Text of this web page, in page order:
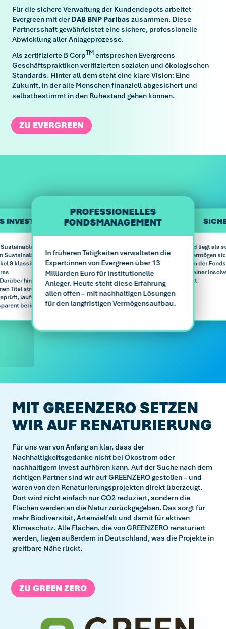
Für die sichere Verwaltung der Kundendepots arbeitet
Evergreen mit der DAB BNP Paribas zusammen. Diese
Partnerschaft gewährleistet eine sichere, professionelle
Abwicklung aller Anlageprozesse.
Als zertifizierte B CorpTMentsprechen Evergreens
Geschäftspraktiken verifizierten sozialen und ökologischen
Standards. Hinter all dem steht eine klare Vision: Eine
Zukunft, in der alle Menschen finanziell abgesichert und
selbstbestimmt in den Ruhestand gehen können.
ZU EVERGREEN
INVESTMENT
World
Sustainable World
9 klassifiziert
hinaus
Titel streng nach
laufend
berichtet.
PROFESSIONELLES
FONDSMANAGEMENT
In früheren Tätigkeiten verwalteten die
Expert:innen von Evergreen über 13
Milliarden Euro für institutionelle
Anleger. Heute steht diese Erfahrung
allen offen – mit nachhaltigen Lösungen
für den langfristigen Vermögensaufbau.
Dein Geld liegt als
Sondervermögen
Vermögen der
im Falle einer
geschützt.
MIT GREENZERO SETZEN
WIR AUF RENATURIERUNG
Für uns war von Anfang an klar, dass der
Nachhaltigkeitsgedanke nicht bei Ökostrom oder
nachhaltigem Invest aufhören kann. Auf der Suche nach dem
richtigen Partner sind wir auf GREENZERO gestoßen – und
waren von den Renaturierungsprojekten direkt überzeugt.
Dort wird nicht einfach nur CO2 reduziert, sondern die
Flächen werden an die Natur zurückgegeben. Das sorgt für
mehr Biodiversität, Artenvielfalt und damit für aktiven
Klimaschutz. Alle Flächen, die von GREENZERO renaturiert
werden, liegen außerdem in Deutschland, was die Projekte in
greifbare Nähe rückt.
ZU GREEN ZERO